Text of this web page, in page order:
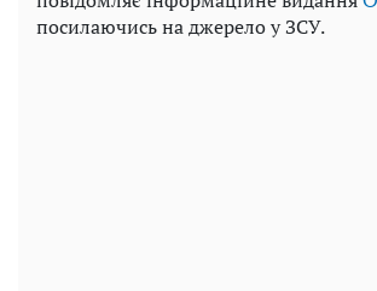
посилаючись на джерело у ЗСУ.